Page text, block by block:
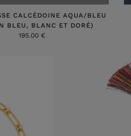
CALCÉDOINE AQUA/BLEU
BLEU, BLANC ET DORÉ)
195.00 €